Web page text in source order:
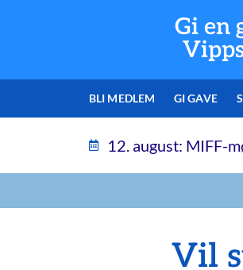
Gi en
BLI MEDLEM GI GAVE
12. august: MIFF-
Vil